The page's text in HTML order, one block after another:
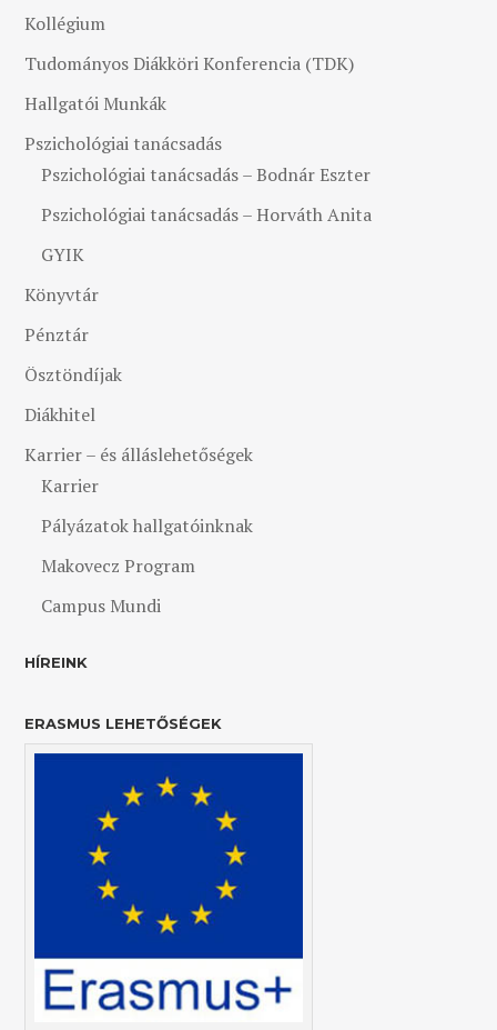
Kollégium
Tudományos Diákköri Konferencia (TDK)
Hallgatói Munkák
Pszichológiai tanácsadás
Pszichológiai tanácsadás – Bodnár Eszter
Pszichológiai tanácsadás – Horváth Anita
GYIK
Könyvtár
Pénztár
Ösztöndíjak
Diákhitel
Karrier – és álláslehetőségek
Karrier
Pályázatok hallgatóinknak
Makovecz Program
Campus Mundi
HÍREINK
ERASMUS LEHETŐSÉGEK